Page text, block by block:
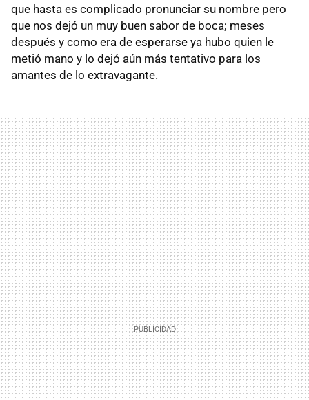
que hasta es complicado pronunciar su nombre pero
que nos dejó un muy buen sabor de boca; meses
después y como era de esperarse ya hubo quien le
metió mano y lo dejó aún más tentativo para los
amantes de lo extravagante.